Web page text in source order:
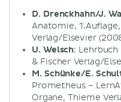
D. Drenckhahn/J.
Anatomie,
Verlag/Elsevier
U. Welsch:
& Fischer Verlag/
M. Schünke/E.
Prometheus –
Organe, Thieme